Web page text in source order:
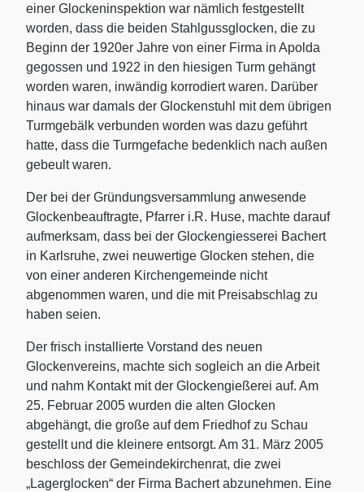
einer Glockeninspektion war nämlich festgestellt
worden, dass die beiden Stahlgussglocken, die zu
Beginn der 1920er Jahre von einer Firma in Apolda
gegossen und 1922 in den hiesigen Turm gehängt
worden waren, inwändig korrodiert waren. Darüber
hinaus war damals der Glockenstuhl mit dem übrigen
Turmgebälk verbunden worden was dazu geführt
hatte, dass die Turmgefache bedenklich nach außen
gebeult waren.
Der bei der Gründungsversammlung anwesende
Glockenbeauftragte, Pfarrer i.R. Huse, machte darauf
aufmerksam, dass bei der Glockengiesserei Bachert
in Karlsruhe, zwei neuwertige Glocken stehen, die
von einer anderen Kirchengemeinde nicht
abgenommen waren, und die mit Preisabschlag zu
haben seien.
Der frisch installierte Vorstand des neuen
Glockenvereins, machte sich sogleich an die Arbeit
und nahm Kontakt mit der Glockengießerei auf. Am
25. Februar 2005 wurden die alten Glocken
abgehängt, die große auf dem Friedhof zu Schau
gestellt und die kleinere entsorgt. Am 31. März 2005
beschloss der Gemeindekirchenrat, die zwei
„Lagerglocken“ der Firma Bachert abzunehmen. Eine